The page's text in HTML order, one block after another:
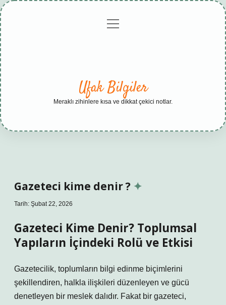
Gizlilikmenüyü
Ufak Bilgiler
Meraklı zihinlere kısa ve dikkat çekici notlar.
Gazeteci kime denir ?
Tarih: Şubat 22, 2026
Gazeteci Kime Denir? Toplumsal
Yapıların İçindeki Rolü ve Etkisi
Gazetecilik, toplumların bilgi edinme biçimlerini
şekillendiren, halkla ilişkileri düzenleyen ve gücü
denetleyen bir meslek dalıdır. Fakat bir gazeteci,